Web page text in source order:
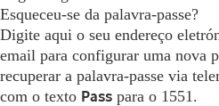
Esqueceu-se da palavra-passe?
Digite aqui o seu endereço
email para configurar uma nova
recuperar a palavra-passe via
com o texto Pass para o 1551.